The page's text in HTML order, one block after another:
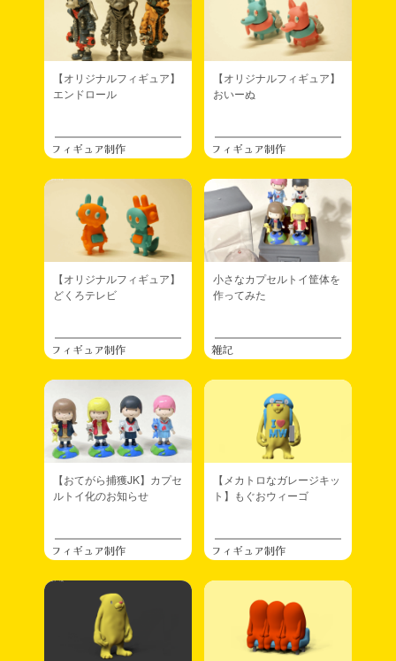
【オリジナルフィギュア】
エンドロール
フィギュア制作
【オリジナルフィギュア】
おいーぬ
フィギュア制作
【オリジナルフィギュア】
どくろテレビ
フィギュア制作
小さなカプセルトイ筐体を
作ってみた
雑記
【おてがら捕獲JK】カプセ
ルトイ化のお知らせ
フィギュア制作
【メカトロなガレージキッ
ト】もぐおウィーゴ
フィギュア制作